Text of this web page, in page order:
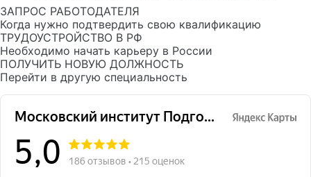
ЗАПРОС РАБОТОДАТЕЛЯ
Когда нужно подтвердить свою квалификацию
ТРУДОУСТРОЙСТВО В РФ
Необходимо начать карьеру в России
ПОЛУЧИТЬ НОВУЮ ДОЛЖНОСТЬ
Перейти в другую специальность